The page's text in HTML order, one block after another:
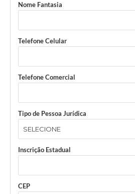
Nome Fantasia
Telefone Celular
Telefone Comercial
Tipo de Pessoa Jurídica
Inscrição Estadual
CEP